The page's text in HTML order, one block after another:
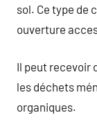
sol. Ce type de
ouverture
Il peut recevoir
les déchets
organiques.